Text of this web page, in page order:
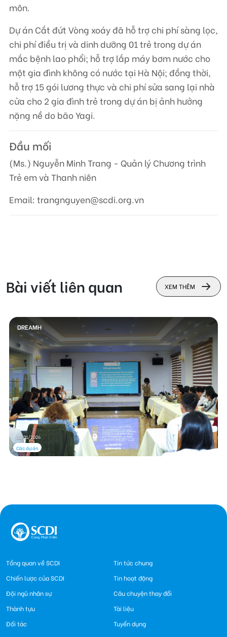
môn.
Dự án Cắt đứt Vòng xoáy đã hỗ trợ chi phí sàng lọc,
chi phí điều trị và dinh dưỡng 01 trẻ trong dự án
mắc bệnh lao phổi; hỗ trợ lắp máy bơm nước cho
một gia đình không có nước tại Hà Nội; đồng thời,
hỗ trợ 15 gói lương thực và chi phí sửa sang lại nhà
cửa cho 2 gia đình trẻ trong dự án bị ảnh hưởng
nặng nề do bão Yagi.
Đầu mối
(Ms.) Nguyễn Minh Trang - Quản lý Chương trình
Trẻ em và Thanh niên
Email: trangnguyen@scdi.org.vn
Bài viết liên quan XEM THÊM
DREAMH
31/01/2026
Các dự án
Tổng quan về SCDI
Chiến lược của SCDI
Đội ngũ nhân sự
Thành tựu
Đối tác
Tin tức chung
Tin hoạt động
Câu chuyện thay đổi
Tài liệu
Tuyển dụng